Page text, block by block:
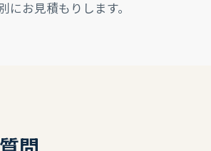
にお見積もりします。